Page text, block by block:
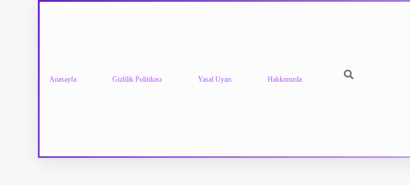
Anasayfa Gizlilik Politikası Yasal Uyarı Hakkımızda